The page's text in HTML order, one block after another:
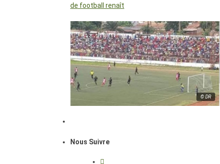
de football renaît
© DR
Nous Suivre